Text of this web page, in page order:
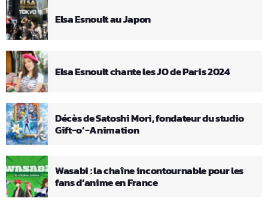
Elsa Esnoult au Japon
Elsa Esnoult chante les JO de Paris 2024
Décès de Satoshi Mori, fondateur du studio
Gift-o’-Animation
Wasabi : la chaîne incontournable pour les
fans d’anime en France